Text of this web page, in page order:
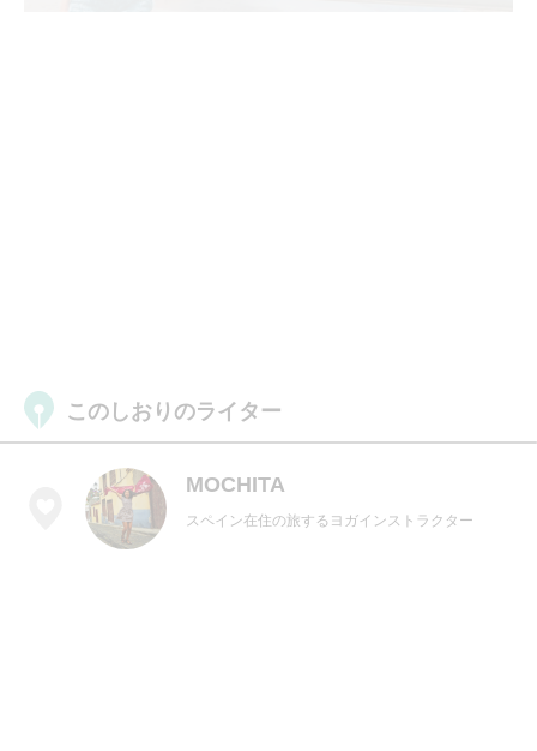
このしおりのライター
MOCHITA
スペイン在住の旅するヨガインストラクター